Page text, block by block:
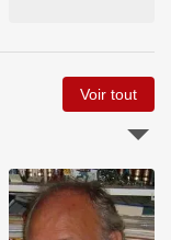
Voir tout